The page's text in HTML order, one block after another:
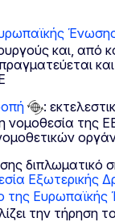
και, από
και
:
νομοθεσία της
διπλωματικό
Εξωτερικής
της
την τήρηση